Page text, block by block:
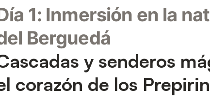
1: Inmersión en la
Berguedá
y senderos
corazón de los